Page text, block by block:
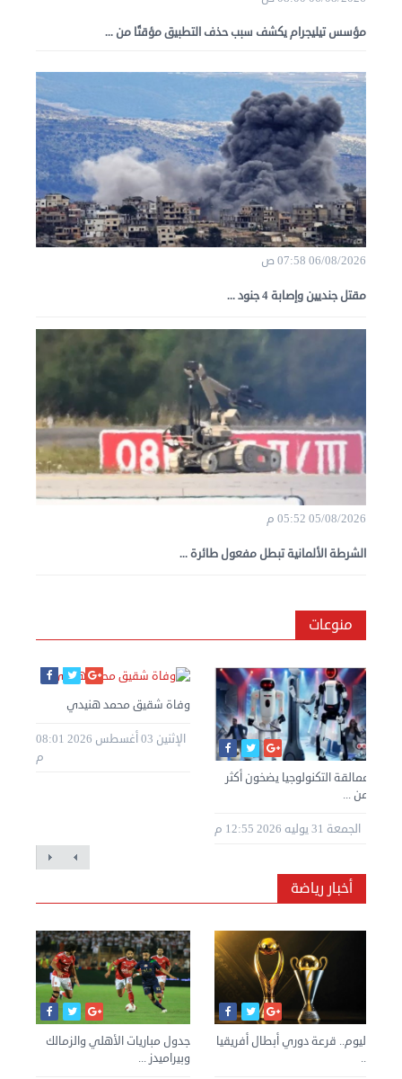
مؤسس تيليجرام يكشف سبب حذف التطبيق مؤقتًا من ...
06/08/2026 07:58 ص
مقتل جنديين وإصابة 4 جنود ...
05/08/2026 05:52 م
الشرطة الألمانية تبطل مفعول طائرة ...
منوعات
وفاة شقيق محمد هنيدي
الإثنين 03 أغسطس 2026 08:01
م
عمالقة التكنولوجيا يضخون أكثر
من ...
الجمعة 31 يوليه 2026 12:55 م
أخبار رياضة
جدول مباريات الأهلي والزمالك
وبيراميدز ...
اليوم.. قرعة دوري أبطال أفريقيا
...